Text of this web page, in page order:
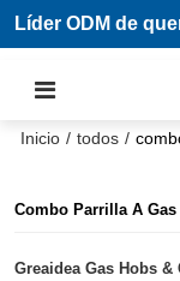
Inicio / todos /
Combo Parrilla A
Greaidea Gas Hobs &